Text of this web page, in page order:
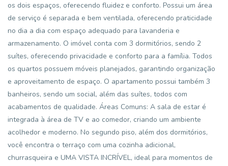
os dois espaços, oferecendo fluidez e conforto. Possui um área
de serviço é separada e bem ventilada, oferecendo praticidade
no dia a dia com espaço adequado para lavanderia e
armazenamento. O imóvel conta com 3 dormitórios, sendo 2
suítes, oferecendo privacidade e conforto para a família. Todos
os quartos possuem móveis planejados, garantindo organização
e aproveitamento de espaço. O apartamento possui também 3
banheiros, sendo um social, além das suítes, todos com
acabamentos de qualidade. Áreas Comuns: A sala de estar é
integrada à área de TV e ao comedor, criando um ambiente
acolhedor e moderno. No segundo piso, além dos dormitórios,
você encontra o terraço com uma cozinha adicional,
churrasqueira e UMA VISTA INCRÍVEL, ideal para momentos de